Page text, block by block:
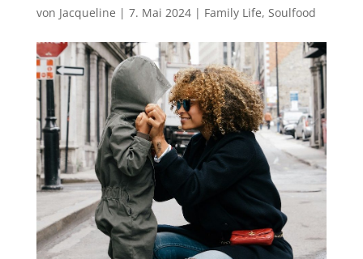
von Jacqueline | 7. Mai 2024| Family Life, Soulfood